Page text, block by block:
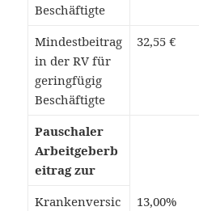
Beschäftigte
Mindestbeitrag
in der RV für
geringfügig
Beschäftigte
32,55 €
Pauschaler
Arbeitgeberb
eitrag zur
Krankenversic
13,00%